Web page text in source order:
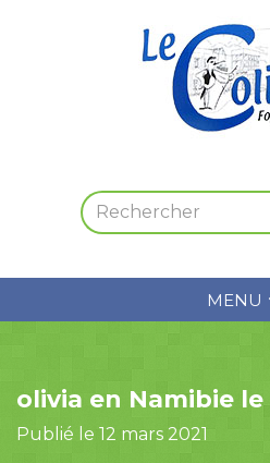
MENU
olivia en Namibie le
Publié le 12 mars 2021